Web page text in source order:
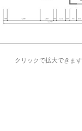
クリックで拡大できます